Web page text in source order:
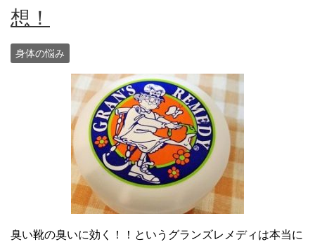
想！
身体の悩み
臭い靴の臭いに効く！！というグランズレメディは本当に